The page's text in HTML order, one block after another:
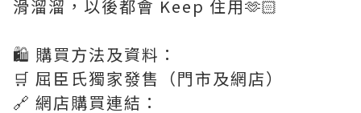
滑溜溜，以後都會 Keep 住用🫶🏻
🛍️ 購買方法及資料：
🛒 屈臣氏獨家發售（門市及網店）
🔗 網店購買連結：